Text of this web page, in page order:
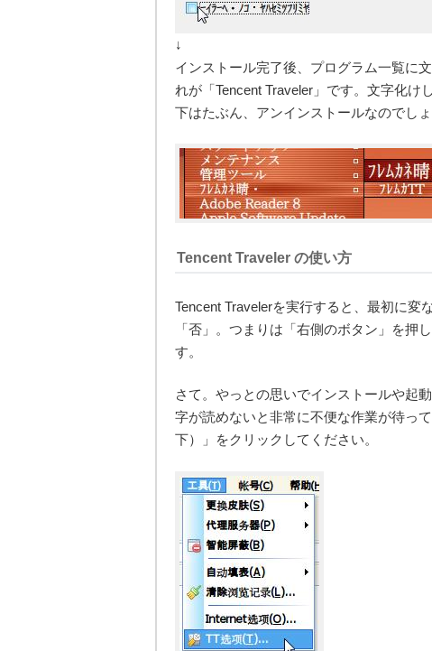
↓
インストール完了後、プログラム一覧に
れが「Tencent Traveler」です。文字化け
下はたぶん、アンインストールなのでしょ
Tencent Traveler の使い方
Tencent Travelerを実行すると、最初に
「否」。つまりは「右側のボタン」を押
す。
さて。やっとの思いでインストールや起
字が読めないと非常に不便な作業が待っ
下）」をクリックしてください。